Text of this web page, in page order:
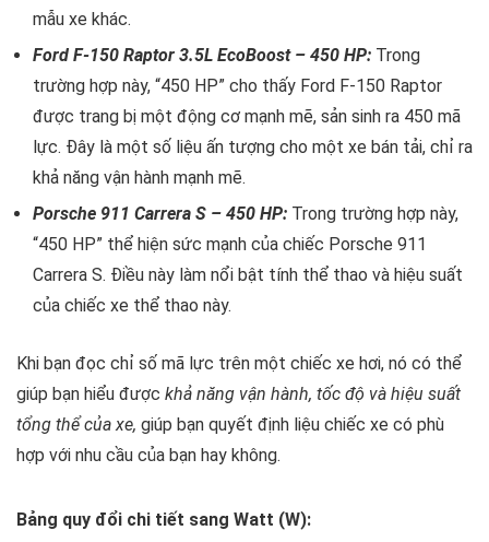
mẫu xe khác.
Ford F-150 Raptor 3.5L EcoBoost – 450 HP: Trong
trường hợp này, “450 HP” cho thấy Ford F-150 Raptor
được trang bị một động cơ mạnh mẽ, sản sinh ra 450 mã
lực. Đây là một số liệu ấn tượng cho một xe bán tải, chỉ ra
khả năng vận hành mạnh mẽ.
Porsche 911 Carrera S – 450 HP: Trong trường hợp này,
“450 HP” thể hiện sức mạnh của chiếc Porsche 911
Carrera S. Điều này làm nổi bật tính thể thao và hiệu suất
của chiếc xe thể thao này.
Khi bạn đọc chỉ số mã lực trên một chiếc xe hơi, nó có thể
giúp bạn hiểu được khả năng vận hành, tốc độ và hiệu suất
tổng thể của xe, giúp bạn quyết định liệu chiếc xe có phù
hợp với nhu cầu của bạn hay không.
Bảng quy đổi chi tiết sang Watt (W):